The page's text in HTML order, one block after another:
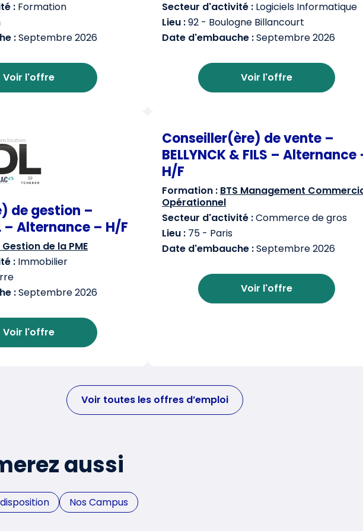
: Formation
:Septembre 2026
Voir l'offre
Secteur d'activité : Logiciels Informatique
Lieu :92 - Boulogne Billancourt
Date d'embauche :Septembre 2026
Voir l'offre
de gestion –
– Alternance – H/F
Gestion de la PME
: Immobilier
:Septembre 2026
Voir l'offre
Conseiller(ère) de vente –
BELLYNCK & FILS – Alternance
H/F
Formation : BTS Management
Opérationnel
Secteur d'activité :Commerce de gros
Lieu : 75 - Paris
Date d'embauche :Septembre 2026
Voir l'offre
Voir toutes les offres d’emploi
aussi
Nos Campus